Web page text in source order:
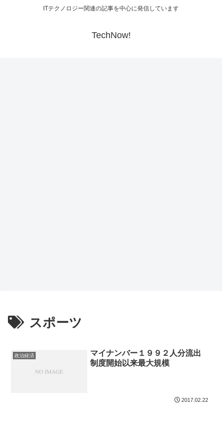
ITテクノロジー関連の記事を中心に発信しています
TechNow!
スポーツ
政治経済
マイナンバー１９９２人分流出
制度開始以来最大規模
2017.02.22